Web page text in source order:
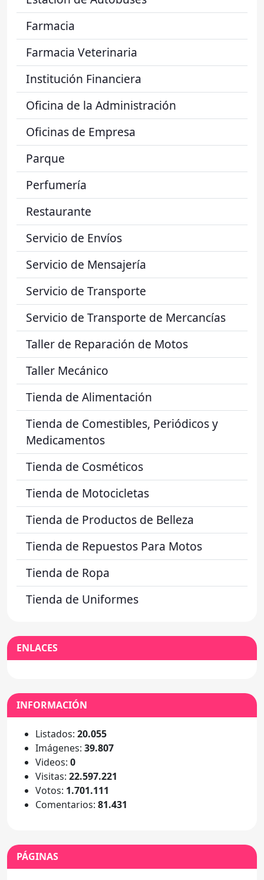
Farmacia
Farmacia Veterinaria
Institución Financiera
Oficina de la Administración
Oficinas de Empresa
Parque
Perfumería
Restaurante
Servicio de Envíos
Servicio de Mensajería
Servicio de Transporte
Servicio de Transporte de Mercancías
Taller de Reparación de Motos
Taller Mecánico
Tienda de Alimentación
Tienda de Comestibles, Periódicos y
Medicamentos
Tienda de Cosméticos
Tienda de Motocicletas
Tienda de Productos de Belleza
Tienda de Repuestos Para Motos
Tienda de Ropa
Tienda de Uniformes
ENLACES
INFORMACIÓN
Listados: 20.055
Imágenes: 39.807
Videos: 0
Visitas: 22.597.221
Votos: 1.701.111
Comentarios: 81.431
PÁGINAS